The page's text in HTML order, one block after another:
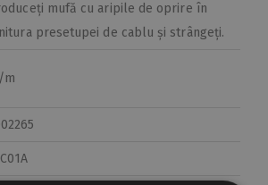
mufă cu aripile de oprire în
presetupei de cablu și strângeți.
m